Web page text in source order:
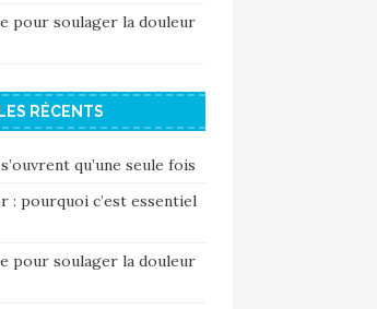
pour soulager la douleur
RÉCENTS
qu’une seule fois
: pourquoi c’est essentiel
pour soulager la douleur